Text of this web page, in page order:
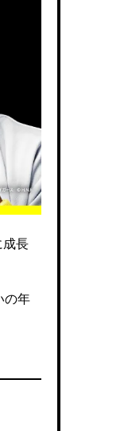
成長
の年